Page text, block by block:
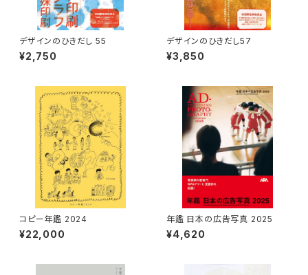
デザインのひきだし 55
¥2,750
デザインのひきだし57
¥3,850
コピー年鑑 2024
¥22,000
年鑑 日本の広告写真 2025
¥4,620